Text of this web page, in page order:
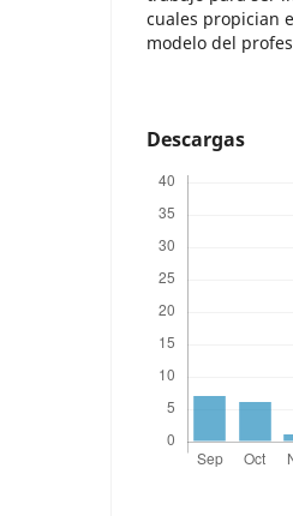
cuales propician
modelo del
Descargas